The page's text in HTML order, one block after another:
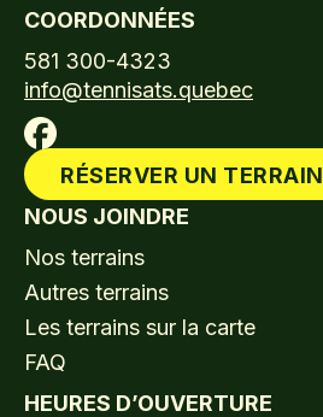
COORDONNÉES
581 300-4323
info@tennisats.quebec
RÉSERVER UN TERRAIN
NOUS JOINDRE
Nos terrains
Autres terrains
Les terrains sur la carte
FAQ
HEURES D’OUVERTURE